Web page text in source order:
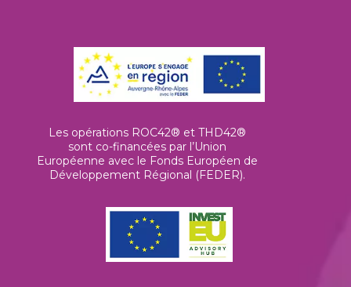
Les opérations ROC42® et THD42®
sont co-financées par l’Union
Européenne avec le Fonds Européen de
Développement Régional (FEDER).